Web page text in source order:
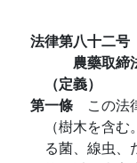
法律第八十二号
農藥取締
（定義）
第一條 この法
（樹木を含
る菌、線虫、